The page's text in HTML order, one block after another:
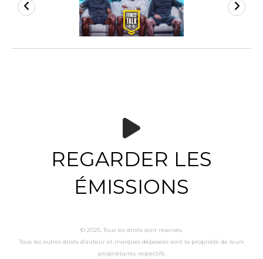
REGARDER LES
ÉMISSIONS
© 2025. Tous les droits sont réservés.
Tous les autres droits d’auteur et marques déposées sont la propriété de leurs
propriétaires respectifs.